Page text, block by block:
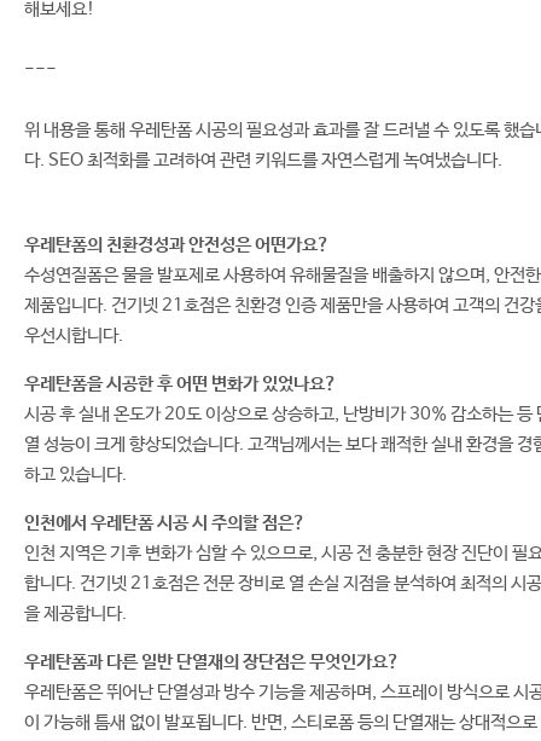
해보세요!
---
위 내용을 통해 우레탄폼 시공의 필요성과 효과를 잘 드러낼 수 있도록 했습
다. SEO 최적화를 고려하여 관련 키워드를 자연스럽게 녹여냈습니다.
우레탄폼의 친환경성과 안전성은 어떤가요?
수성연질폼은 물을 발포제로 사용하여 유해물질을 배출하지 않으며, 안전한
제품입니다. 건기넷 21호점은 친환경 인증 제품만을 사용하여 고객의 건강
우선시합니다.
우레탄폼을 시공한 후 어떤 변화가 있었나요?
시공 후 실내 온도가 20도 이상으로 상승하고, 난방비가 30% 감소하는 등
열 성능이 크게 향상되었습니다. 고객님께서는 보다 쾌적한 실내 환경을 경
하고 있습니다.
인천에서 우레탄폼 시공 시 주의할 점은?
인천 지역은 기후 변화가 심할 수 있으므로, 시공 전 충분한 현장 진단이 필
합니다. 건기넷 21호점은 전문 장비로 열 손실 지점을 분석하여 최적의 시공
을 제공합니다.
우레탄폼과 다른 일반 단열재의 장단점은 무엇인가요?
우레탄폼은 뛰어난 단열성과 방수 기능을 제공하며, 스프레이 방식으로 시
이 가능해 틈새 없이 발포됩니다. 반면, 스티로폼 등의 단열재는 상대적으로